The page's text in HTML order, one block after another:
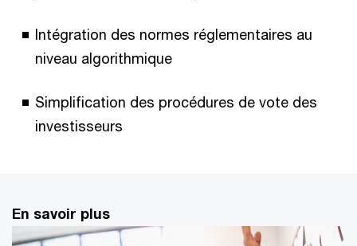
Intégration des normes réglementaires au
niveau algorithmique
Simplification des procédures de vote des
investisseurs
En savoir plus